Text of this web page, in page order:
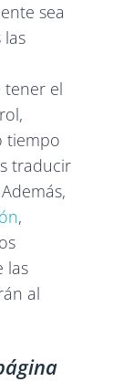
sea
el
tiempo
traducir
,
las
al